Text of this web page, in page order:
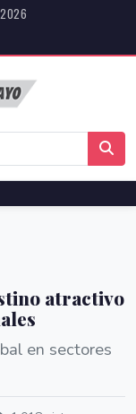
2026
atractivo
en sectores